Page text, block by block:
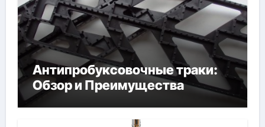
Антипробуксовочные траки:
Обзор и Преимущества